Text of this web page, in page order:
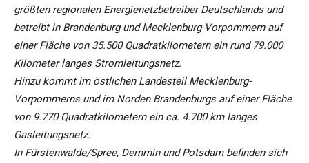
größten regionalen Energienetzbetreiber Deutschlands und
betreibt in Brandenburg und Mecklenburg-Vorpommern auf
einer Fläche von 35.500 Quadratkilometern ein rund 79.000
Kilometer langes Stromleitungsnetz.
Hinzu kommt im östlichen Landesteil Mecklenburg-
Vorpommerns und im Norden Brandenburgs auf einer Fläche
von 9.770 Quadratkilometern ein ca. 4.700 km langes
Gasleitungsnetz.
In Fürstenwalde/Spree, Demmin und Potsdam befinden sich